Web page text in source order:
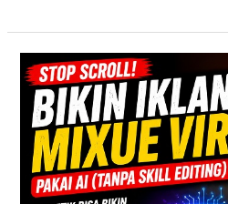
90%
Orang
Bikin
Konten
Itu
Salah.
Ini